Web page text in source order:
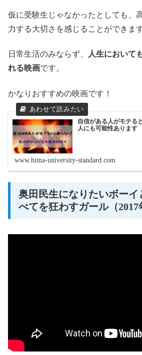
仮に受験生じゃなかったとしても、
力する大切さを感じることができます
日常生活のみならず、
人生において
れる映画です。
かなりおすすめの映画です！
自信がある人がモテる
人にも可能性あります
www.hima-university-standard.com
奥田民生になりたいボーイ
べてを狂わすガール（2017